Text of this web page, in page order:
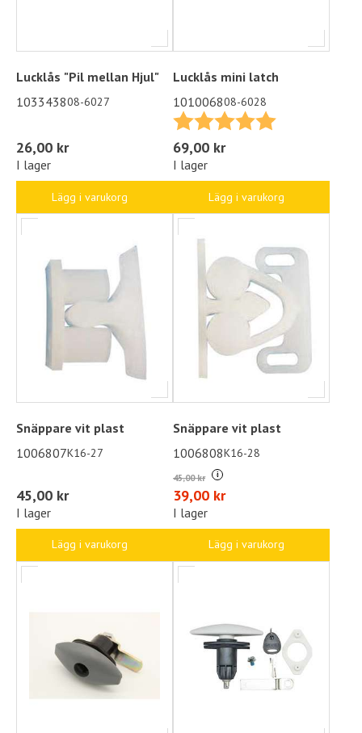
Lucklås "Pil mellan Hjul"
103343808-6027
26,00 kr
I lager
Lägg i varukorg
Lucklås mini latch
101006808-6028
Betyg:
5.0 utav 5
69,00 kr
I lager
Lägg i varukorg
Snäppare vit plast
1006807K16-27
45,00 kr
I lager
Lägg i varukorg
Snäppare vit plast
1006808K16-28
45,00 kr i
39,00 kr
I lager
Lägg i varukorg